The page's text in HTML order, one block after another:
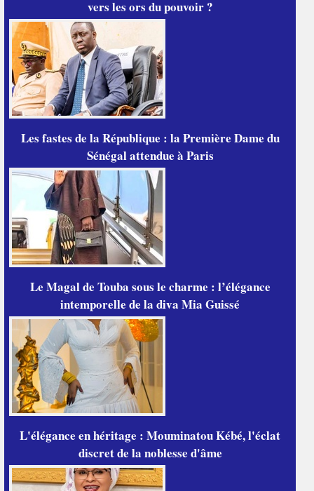
vers les ors du pouvoir ?
Les fastes de la République : la Première Dame du
Sénégal attendue à Paris
Le Magal de Touba sous le charme : l’élégance
intemporelle de la diva Mia Guissé
L'élégance en héritage : Mouminatou Kébé, l'éclat
discret de la noblesse d'âme